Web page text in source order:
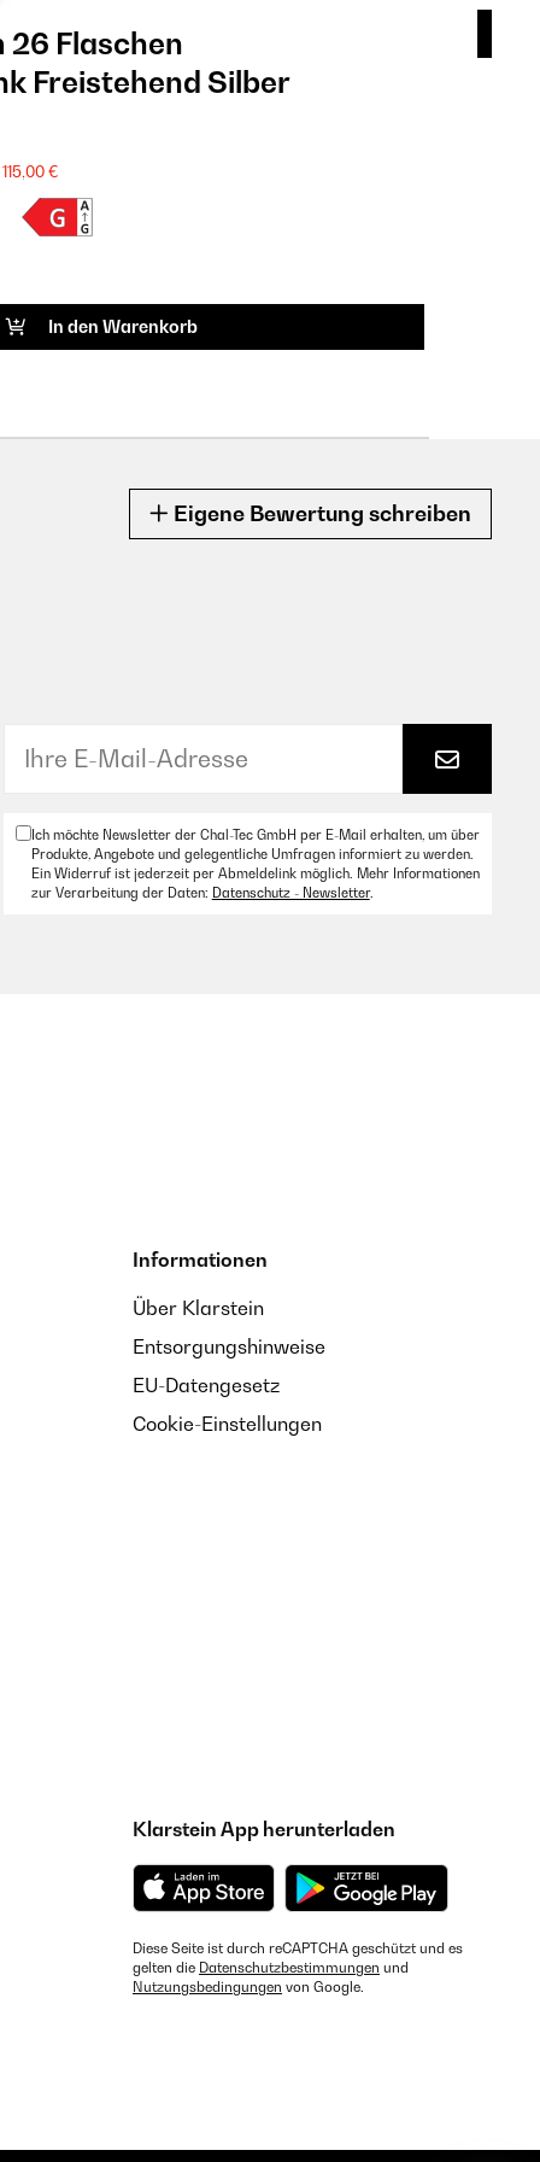
Flaschen
Freistehend​ Silber
115,00 €
In den Warenkorb
Eigene Bewertung schreiben
Ich möchte Newsletter der Chal-Tec GmbH per E-Mail erhalten, um über
Produkte, Angebote und gelegentliche Umfragen informiert zu werden.
Ein Widerruf ist jederzeit per Abmeldelink möglich. Mehr Informationen
zur Verarbeitung der Daten: Datenschutz - Newsletter.
Informationen
Über Klarstein
Entsorgungshinweise
EU-Datengesetz
Cookie-Einstellungen
Klarstein App herunterladen
Diese Seite ist durch reCAPTCHA geschützt und es
gelten die Datenschutzbestimmungen und
Nutzungsbedingungen von Google.